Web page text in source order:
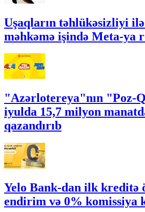
Uşaqların təhlükəsizliyi ilə
məhkəmə işində Meta-ya
"Azərlotereya"nın "Poz-
iyulda 15,7 milyon
qazandırıb
Yelo Bank-dan ilk kreditə
endirim və 0% komissiya